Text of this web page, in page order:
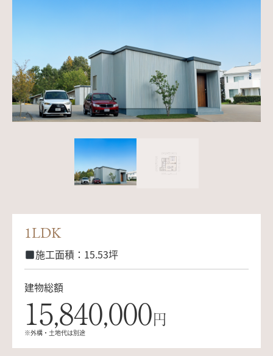
1LDK
施工面積：15.53坪
建物総額
15,840,000円
※外構・土地代は別途